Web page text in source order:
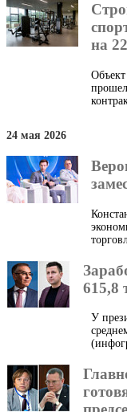
на
прошел
24 мая 2026
615,8
У